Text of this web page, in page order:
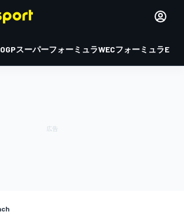
スーパーフォーミュラWECフォーミュラE